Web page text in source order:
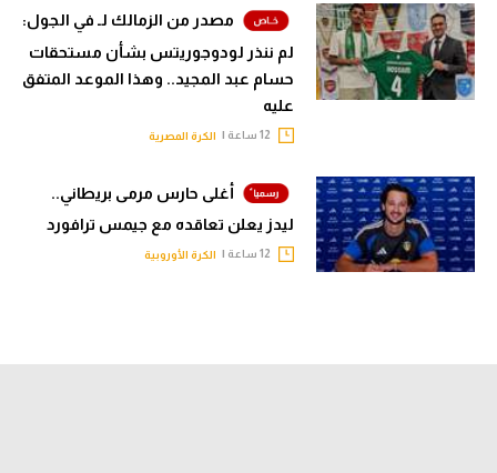
مصدر من الزمالك لـ في الجول:
لم ننذر لودوجوريتس بشأن مستحقات
حسام عبد المجيد.. وهذا الموعد المتفق
عليه
الكرة المصرية
أغلى حارس مرمى بريطاني..
ليدز يعلن تعاقده مع جيمس ترافورد
الكرة الأوروبية